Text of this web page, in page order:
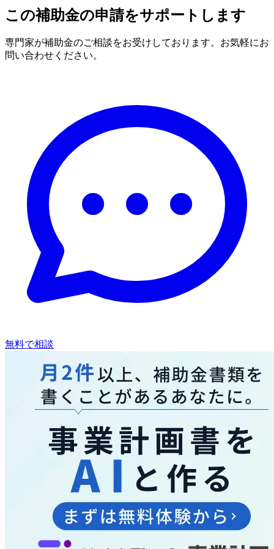
この補助金の申請をサポートします
専門家が補助金のご相談をお受けしております。お気軽にお
問い合わせください。
無料で相談